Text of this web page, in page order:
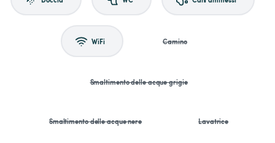
WiFi Camino
Smaltimento delle acque grigie
Smaltimento delle acque nere Lavatrice